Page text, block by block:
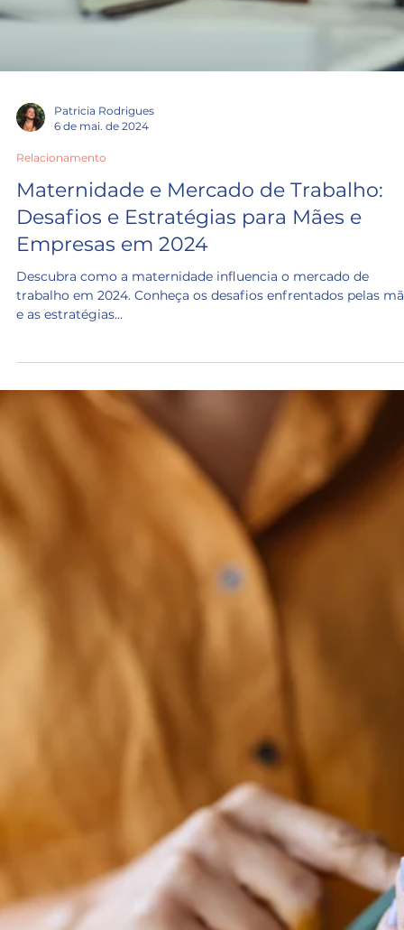
6 de mai. de 2024
Relacionamento
Maternidade e Mercado de Trabalho:
Desafios e Estratégias para Mães e
Empresas em 2024
Descubra como a maternidade influencia o mercado de
trabalho em 2024. Conheça os desafios enfrentados pelas